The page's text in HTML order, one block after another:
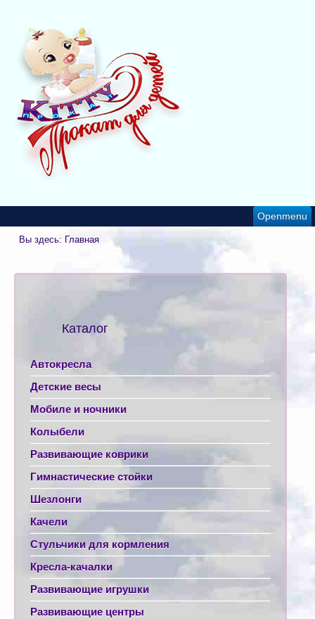
Openmenu
Вы здесь: Главная
Каталог
Автокресла
Детские весы
Мобиле и ночники
Колыбели
Развивающие коврики
Гимнастические стойки
Шезлонги
Качели
Стульчики для кормления
Кресла-качалки
Развивающие игрушки
Развивающие центры